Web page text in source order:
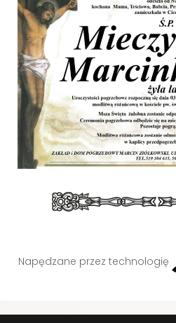
Napędzane przez technologię